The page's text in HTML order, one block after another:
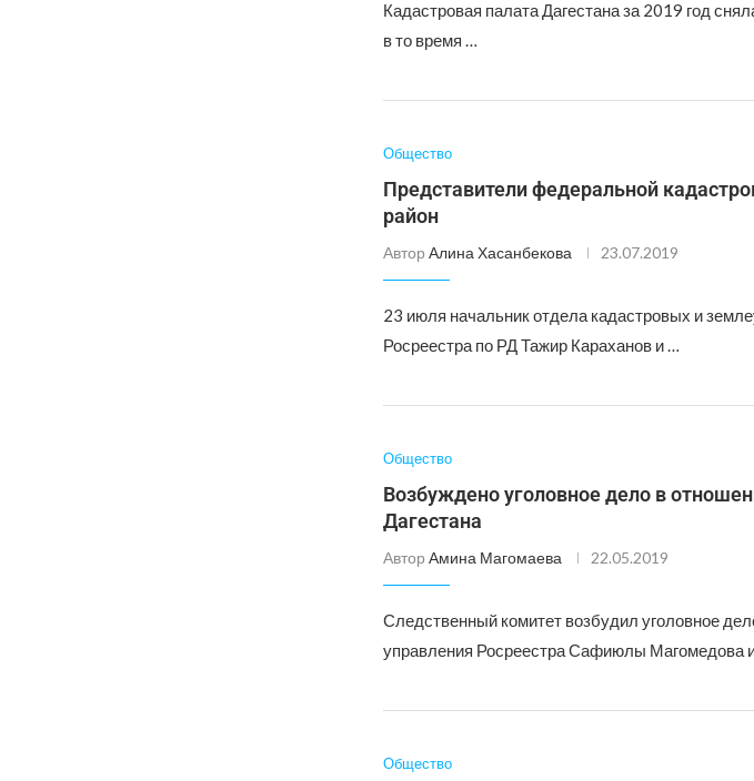
Кадастровая палата Дагестана за 2019 год
в то время …
Общество
Представители федеральной
район
Автор Алина Хасанбекова 23.07.2019
23 июля начальник отдела кадастровых и
Росреестра по РД Тажир Караханов и …
Общество
Возбуждено уголовное дело в
Дагестана
Автор Амина Магомаева 22.05.2019
Следственный комитет возбудил уголовное
управления Росреестра Сафиюлы Магомедова
Общество